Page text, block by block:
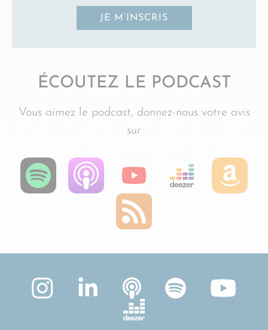
JE M’INSCRIS
ÉCOUTEZ LE PODCAST
Vous aimez le podcast, donnez-nous votre avis
sur